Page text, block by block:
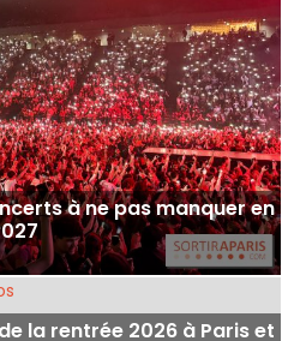
à ne pas manquer en
la rentrée 2026 à Paris et